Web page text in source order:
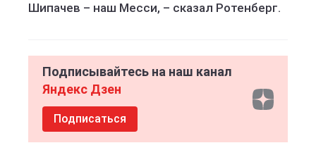
Шипачев – наш Месси, – сказал Ротенберг.
Подписывайтесь на наш канал
Яндекс Дзен
Подписаться